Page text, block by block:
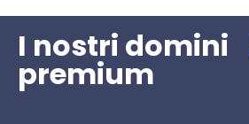
I nostri domini
premium